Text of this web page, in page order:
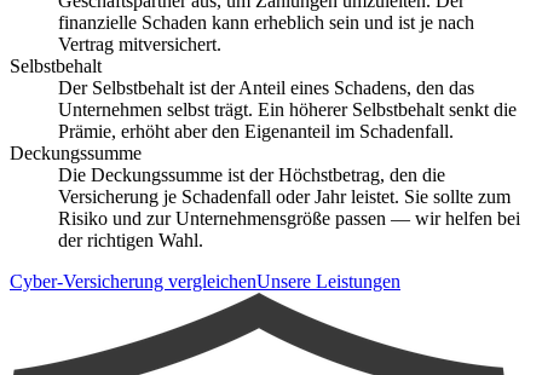
finanzielle Schaden kann erheblich sein und ist je nach
Vertrag mitversichert.
Selbstbehalt
Der Selbstbehalt ist der Anteil eines Schadens, den das
Unternehmen selbst trägt. Ein höherer Selbstbehalt senkt die
Prämie, erhöht aber den Eigenanteil im Schadenfall.
Deckungssumme
Die Deckungssumme ist der Höchstbetrag, den die
Versicherung je Schadenfall oder Jahr leistet. Sie sollte zum
Risiko und zur Unternehmensgröße passen — wir helfen bei
der richtigen Wahl.
Cyber-Versicherung vergleichenUnsere Leistungen